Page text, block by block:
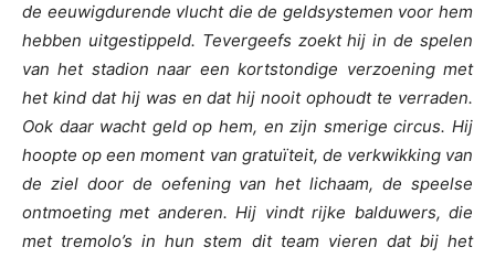
de eeuwigdurende vlucht die de geldsystemen voor hem
hebben uitgestippeld. Tevergeefs zoekt hij in de spelen
van het stadion naar een kortstondige verzoening met
het kind dat hij was en dat hij nooit ophoudt te verraden.
Ook daar wacht geld op hem, en zijn smerige circus. Hij
hoopte op een moment van gratuïteit, de verkwikking van
de ziel door de oefening van het lichaam, de speelse
ontmoeting met anderen. Hij vindt rijke balduwers, die
met tremolo’s in hun stem dit team vieren dat bij het